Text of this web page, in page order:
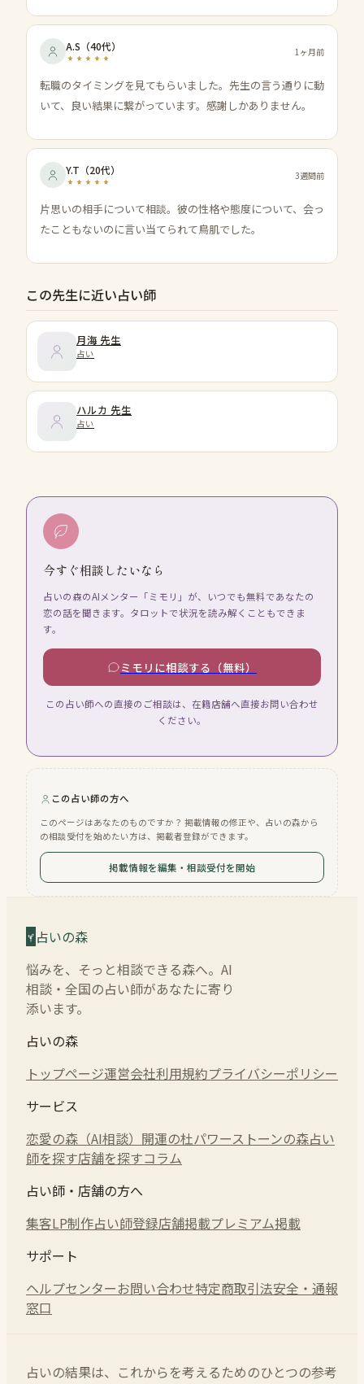
A.S （40代） 1ヶ月前
転職のタイミングを見てもらいました。先生の言う通りに動
いて、良い結果に繋がっています。感謝しかありません。
Y.T （20代） 3週間前
片思いの相手について相談。彼の性格や態度について、会っ
たこともないのに言い当てられて鳥肌でした。
この先生に近い占い師
月海 先生
占い
ハルカ 先生
占い
今すぐ相談したいなら
占いの森のAIメンター「ミモリ」が、いつでも無料であなたの
恋の話を聞きます。タロットで状況を読み解くこともできま
す。
ミモリに相談する（無料）
この占い師への直接のご相談は、在籍店舗へ直接お問い合わせ
ください。
この占い師の方へ
このページはあなたのものですか？ 掲載情報の修正や、占いの森から
の相談受付を始めたい方は、掲載者登録ができます。
掲載情報を編集・相談受付を開始
占いの森
悩みを、そっと相談できる森へ。AI
相談・全国の占い師があなたに寄り
添います。
占いの森
トップページ運営会社利用規約プライバシーポリシー
サービス
恋愛の森（AI相談） 開運の杜パワーストーンの森占い
師を探す店舗を探すコラム
占い師・店舗の方へ
集客LP制作占い師登録店舗掲載プレミアム掲載
サポート
ヘルプセンターお問い合わせ特定商取引法安全・通報
窓口
占いの結果は、これからを考えるためのひとつの参考